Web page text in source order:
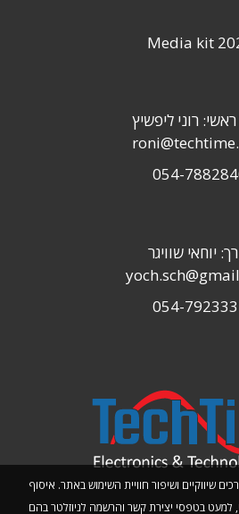
שיווקיים ושיפור חוויית השימוש באתר. איסוף
למעט בטפסי יצירת קשר והרשמה לניוזלטר בהם
Media kit
רוני ליפשיץ
054-
יוחאי שוויגר
054-